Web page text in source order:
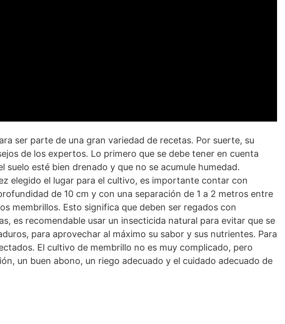
ser parte de una gran variedad de recetas. Por suerte, su
de los expertos. Lo primero que se debe tener en cuenta
esté bien drenado y que no se acumule humedad.
elegido el lugar para el cultivo, es importante contar con
de 10 cm y con una separación de 1 a 2 metros entre
membrillos. Esto significa que deben ser regados con
es recomendable usar un insecticida natural para evitar que se
para aprovechar al máximo su sabor y sus nutrientes. Para
El cultivo de membrillo no es muy complicado, pero
un buen abono, un riego adecuado y el cuidado adecuado de